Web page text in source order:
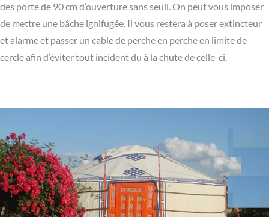
des porte de 90 cm d’ouverture sans seuil. On peut vous imposer
de mettre une bâche ignifugée. Il vous restera à poser extincteur
et alarme et passer un cable de perche en perche en limite de
cercle afin d’éviter tout incident du à la chute de celle-ci.